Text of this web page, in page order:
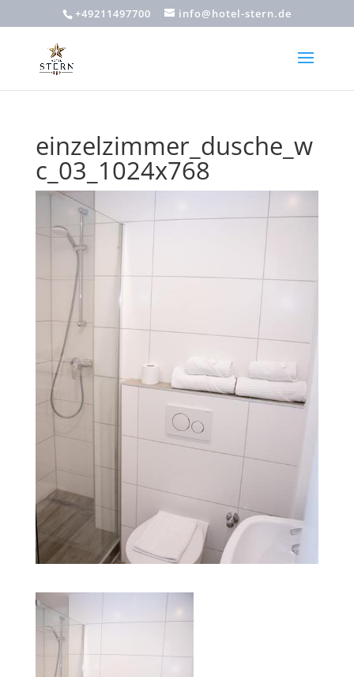
+49211497700 info@hotel-stern.de
einzelzimmer_dusche_w
c_03_1024x768